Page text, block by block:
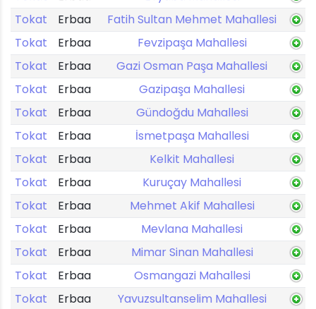
Tokat
Erbaa
Fatih Sultan Mehmet Mahallesi
Tokat
Erbaa
Fevzipaşa Mahallesi
Tokat
Erbaa
Gazi Osman Paşa Mahallesi
Tokat
Erbaa
Gazipaşa Mahallesi
Tokat
Erbaa
Gündoğdu Mahallesi
Tokat
Erbaa
İsmetpaşa Mahallesi
Tokat
Erbaa
Kelkit Mahallesi
Tokat
Erbaa
Kuruçay Mahallesi
Tokat
Erbaa
Mehmet Akif Mahallesi
Tokat
Erbaa
Mevlana Mahallesi
Tokat
Erbaa
Mimar Sinan Mahallesi
Tokat
Erbaa
Osmangazi Mahallesi
Tokat
Erbaa
Yavuzsultanselim Mahallesi